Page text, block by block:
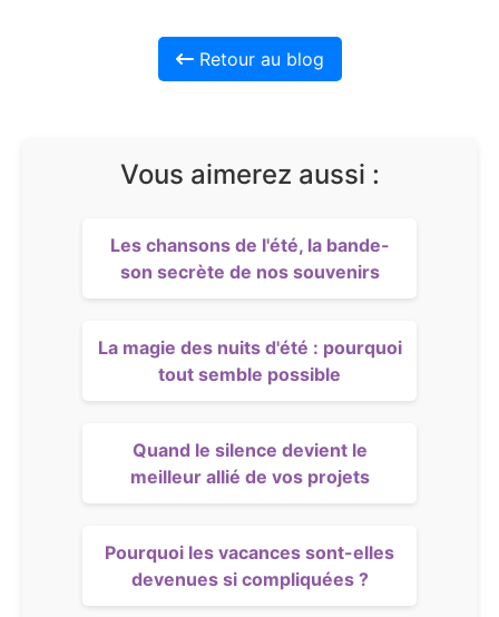
Retour au blog
Vous aimerez aussi :
Les chansons de l'été, la bande-
son secrète de nos souvenirs
La magie des nuits d'été : pourquoi
tout semble possible
Quand le silence devient le
meilleur allié de vos projets
Pourquoi les vacances sont-elles
devenues si compliquées ?